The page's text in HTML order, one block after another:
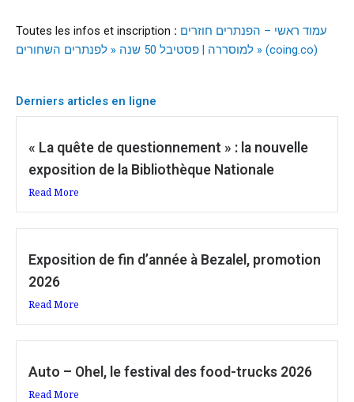
Toutes les infos et inscription : עמוד ראשי – הפנתרים חוזרים
למוסררה | פסטיבל 50 שנה « לפנתרים השחורים » (coing.co)
Derniers articles en ligne
« La quête de questionnement » : la nouvelle
exposition de la Bibliothèque Nationale
Read More
Exposition de fin d’année à Bezalel, promotion
2026
Read More
Auto – Ohel, le festival des food-trucks 2026
Read More